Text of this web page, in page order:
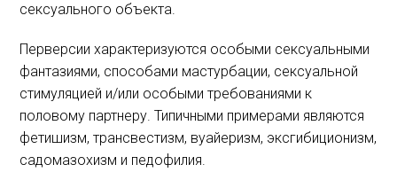
сексуального объекта.
Перверсии характеризуются особыми сексуальными
фантазиями, способами мастурбации, сексуальной
стимуляцией и/или особыми требованиями к
половому партнеру. Типичными примерами являются
фетишизм, трансвестизм, вуайеризм, эксгибиционизм,
садомазохизм и педофилия.